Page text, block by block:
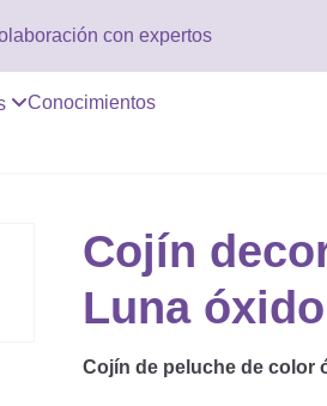
con expertos
Conocimientos
Cojín
Luna óxido
Cojín de peluche de color